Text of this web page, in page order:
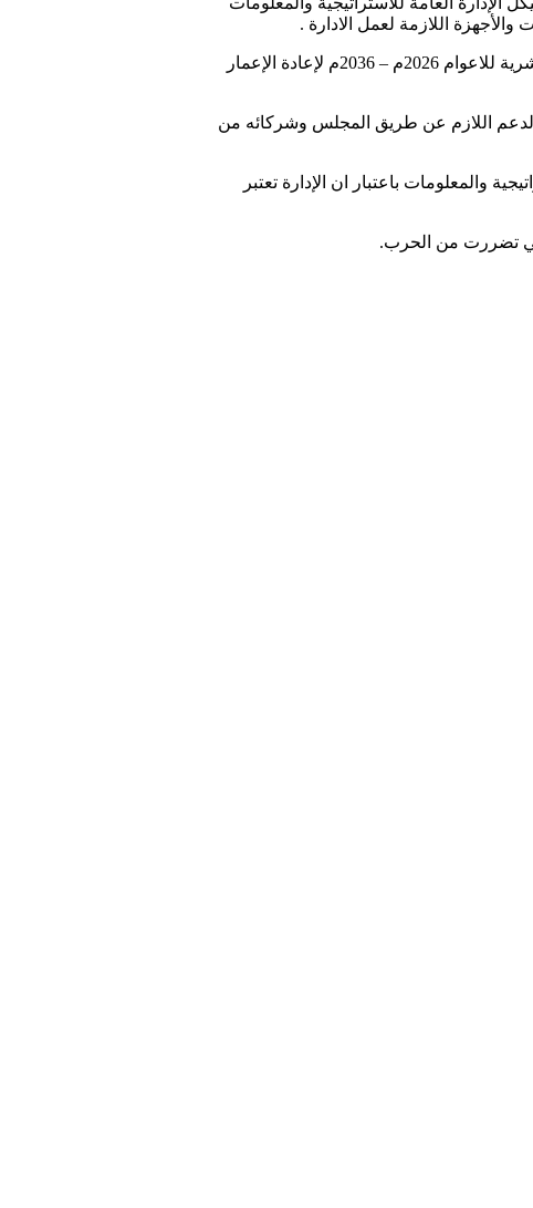
اللازمة لعمل الادارة .
مشددا على أهمية اعداد الخطط والتقارير وفقا للخطة الاستراتيجية للولاية، فضلا على أهمية التشاور حول اعداد الخطة الاستراتيجية العشرية للاعوام 2026م – 2036م لإعادة الإعمار
الدعم اللازم عن طريق المجلس وشركائه من
والمعلومات باعتبار ان الإدارة تعتبر
تضررت من الحرب.